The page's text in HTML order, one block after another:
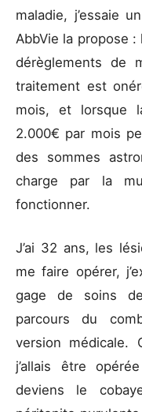
maladie, j’essaie
AbbVie la propose
dérèglements de
traitement est
mois, et lorsque
2.000€ par mois
des sommes
charge par la
fonctionner.
J’ai 32 ans, les
me faire opérer,
gage de soins
parcours du
version médicale.
j’allais être
deviens le